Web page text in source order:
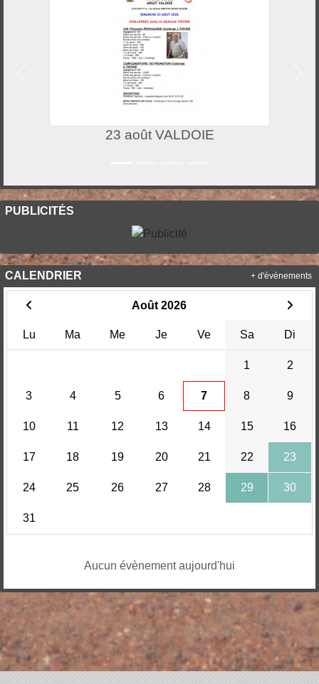
23 août VALDOIE
PUBLICITÉS
CALENDRIER
Août 2026
Lu Ma Me Je Ve Sa Di
1 2
3 4 5 6 7 8 9
10 11 12 13 14 15 16
17 18 19 20 21 22 23
24 25 26 27 28 29 30
31
Aucun évènement aujourd'hui
+ d'évènements